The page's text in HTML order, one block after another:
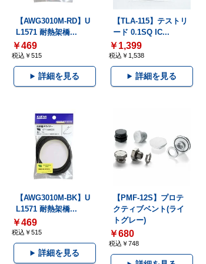
【AWG3010M-RD】U
L1571 耐熱架橋...
￥469
税込￥515
詳細を見る
【TLA-115】テストリ
ード 0.1SQ IC...
￥1,399
税込￥1,538
詳細を見る
【AWG3010M-BK】U
L1571 耐熱架橋...
￥469
税込￥515
詳細を見る
【PMF-12S】プロテ
クティブベント(ライ
トグレー)
￥680
税込￥748